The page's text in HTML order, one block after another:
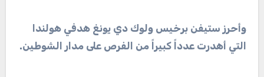
وأحرز ستيفن برخيس ولوك دي يونغ هدفي هولندا
التي أهدرت عدداً كبيراً من الفرص على مدار الشوطين.